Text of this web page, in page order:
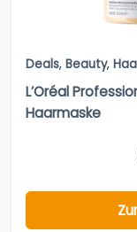
Deals, Beauty,
L’Oréal
Haarmaske